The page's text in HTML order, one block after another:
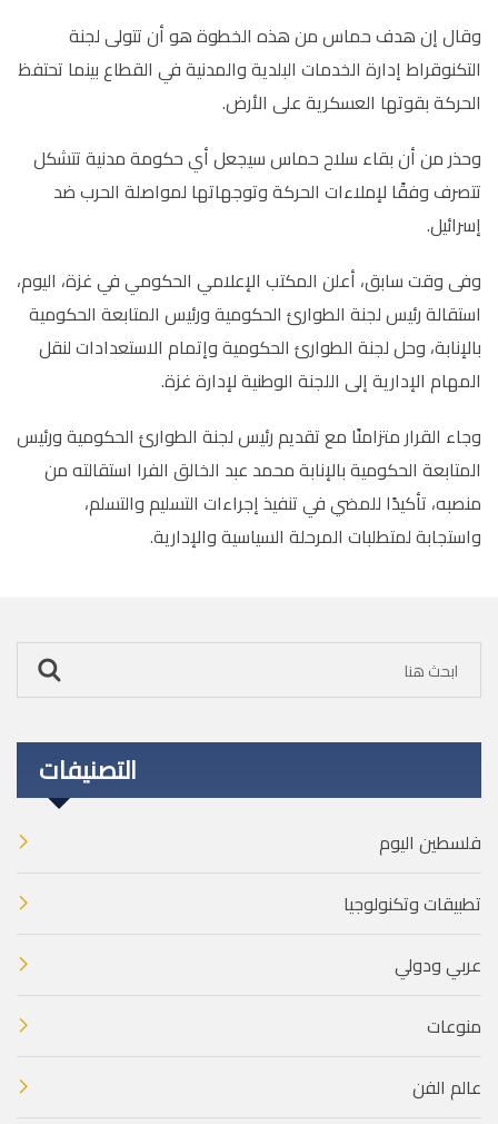
وقال إن هدف حماس من هذه الخطوة هو أن تتولى لجنة
التكنوقراط إدارة الخدمات البلدية والمدنية في القطاع بينما تحتفظ
الحركة بقوتها العسكرية على الأرض.
وحذر من أن بقاء سلاح حماس سيجعل أي حكومة مدنية تتشكل
تتصرف وفقًا لإملاءات الحركة وتوجهاتها لمواصلة الحرب ضد
إسرائيل.
وفى وقت سابق، أعلن المكتب الإعلامي الحكومي في غزة، اليوم،
استقالة رئيس لجنة الطوارئ الحكومية ورئيس المتابعة الحكومية
بالإنابة، وحل لجنة الطوارئ الحكومية وإتمام الاستعدادات لنقل
المهام الإدارية إلى اللجنة الوطنية لإدارة غزة.
وجاء القرار متزامنًا مع تقديم رئيس لجنة الطوارئ الحكومية ورئيس
المتابعة الحكومية بالإنابة محمد عبد الخالق الفرا استقالته من
منصبه، تأكيدًا للمضي في تنفيذ إجراءات التسليم والتسلم،
واستجابة لمتطلبات المرحلة السياسية والإدارية.
التصنيفات
فلسطين اليوم
تطبيقات وتكنولوجيا
عربي ودولي
منوعات
عالم الفن